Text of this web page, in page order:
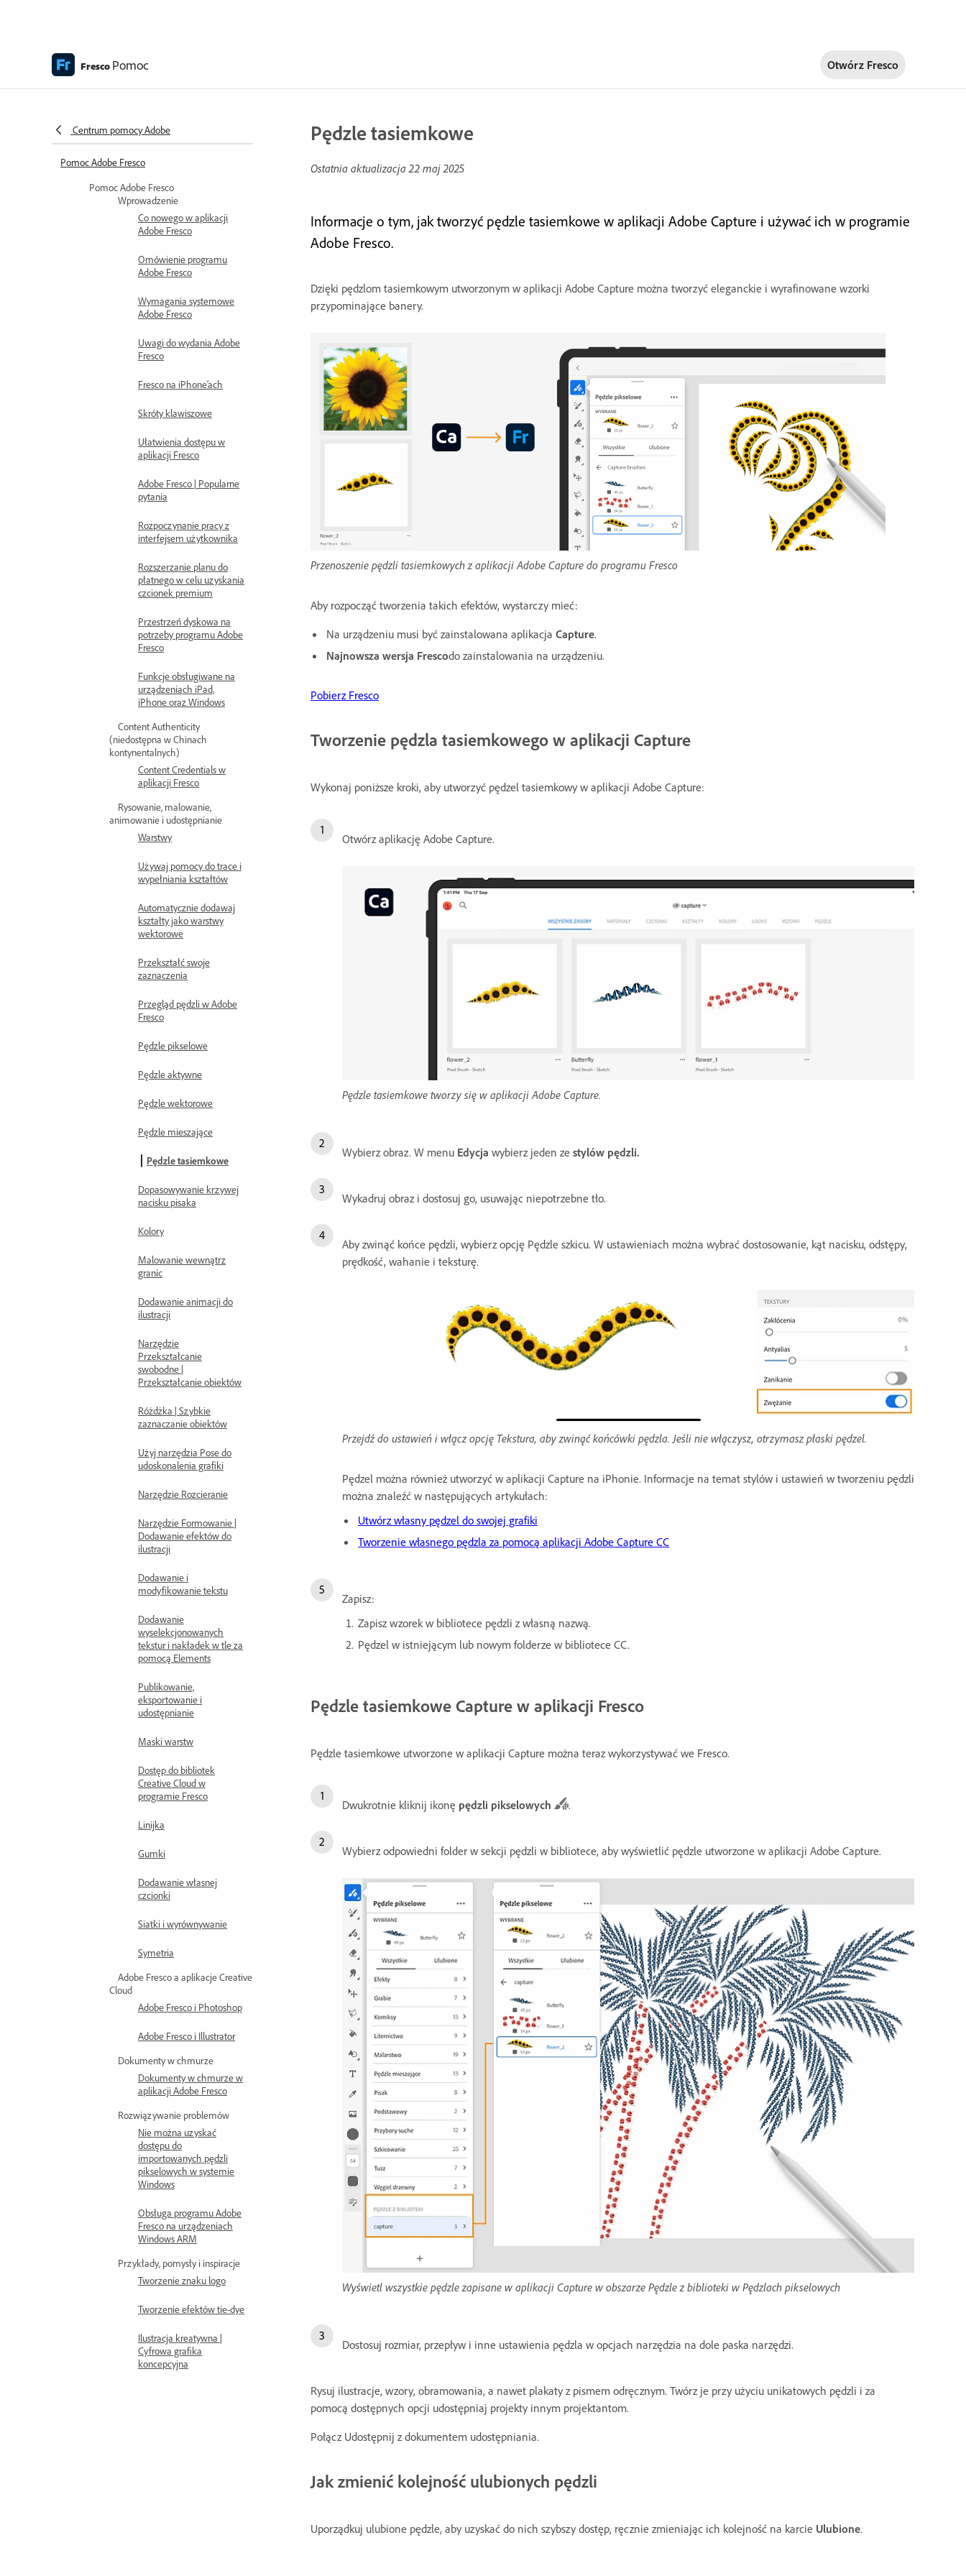
Fresco Pomoc Otwórz Fresco
Centrum pomocy Adobe
Pomoc Adobe Fresco
Pomoc Adobe Fresco
Wprowadzenie
Co nowego w aplikacji
Adobe Fresco
Omówienie programu
Adobe Fresco
Wymagania systemowe
Adobe Fresco
Uwagi do wydania Adobe
Fresco
Fresco na iPhone’ach
Skróty klawiszowe
Ułatwienia dostępu w
aplikacji Fresco
Adobe Fresco | Popularne
pytania
Rozpoczynanie pracy z
interfejsem użytkownika
Rozszerzanie planu do
płatnego w celu uzyskania
czcionek premium
Przestrzeń dyskowa na
potrzeby programu Adobe
Fresco
Funkcje obsługiwane na
urządzeniach iPad,
iPhone oraz Windows
Content Authenticity
(niedostępna w Chinach
kontynentalnych)
Content Credentials w
aplikacji Fresco
Rysowanie, malowanie,
animowanie i udostępnianie
Warstwy
Używaj pomocy do trace i
wypełniania kształtów
Automatycznie dodawaj
kształty jako warstwy
wektorowe
Przekształć swoje
zaznaczenia
Przegląd pędzli w Adobe
Fresco
Pędzle pikselowe
Pędzle aktywne
Pędzle wektorowe
Pędzle mieszające
Pędzle tasiemkowe
Dopasowywanie krzywej
nacisku pisaka
Kolory
Malowanie wewnątrz
granic
Dodawanie animacji do
ilustracji
Narzędzie
Przekształcanie
swobodne |
Przekształcanie obiektów
Różdżka | Szybkie
zaznaczanie obiektów
Użyj narzędzia Pose do
udoskonalenia grafiki
Narzędzie Rozcieranie
Narzędzie Formowanie |
Dodawanie efektów do
ilustracji
Dodawanie i
modyfikowanie tekstu
Dodawanie
wyselekcjonowanych
tekstur i nakładek w tle za
pomocą Elements
Publikowanie,
eksportowanie i
udostępnianie
Maski warstw
Dostęp do bibliotek
Creative Cloud w
programie Fresco
Linijka
Gumki
Dodawanie własnej
czcionki
Siatki i wyrównywanie
Symetria
Adobe Fresco a aplikacje Creative
Cloud
Adobe Fresco i Photoshop
Adobe Fresco i Illustrator
Dokumenty w chmurze
Dokumenty w chmurze w
aplikacji Adobe Fresco
Rozwiązywanie problemów
Nie można uzyskać
dostępu do
importowanych pędzli
pikselowych w systemie
Windows
Obsługa programu Adobe
Fresco na urządzeniach
Windows ARM
Przykłady, pomysły i inspiracje
Tworzenie znaku logo
Tworzenie efektów tie-dye
Ilustracja kreatywna |
Cyfrowa grafika
koncepcyjna
Pędzle tasiemkowe
Ostatnia aktualizacja22 maj 2025
Informacje o tym, jak tworzyć pędzle tasiemkowe w aplikacji Adobe Capture i używać ich w programie
Adobe Fresco.
Dzięki pędzlom tasiemkowym utworzonym w aplikacji Adobe Capture można tworzyć eleganckie i wyrafinowane wzorki
przypominające banery.
Przenoszenie pędzli tasiemkowych z aplikacji Adobe Capture do programu Fresco
Aby rozpocząć tworzenia takich efektów, wystarczy mieć:
Na urządzeniu musi być zainstalowana aplikacja Capture.
Najnowsza wersja Frescodo zainstalowania na urządzeniu.
Pobierz Fresco
Tworzenie pędzla tasiemkowego w aplikacji Capture
Wykonaj poniższe kroki, aby utworzyć pędzel tasiemkowy w aplikacji Adobe Capture:
Otwórz aplikację Adobe Capture.
Pędzle tasiemkowe tworzy się w aplikacji Adobe Capture.
Wybierz obraz. W menu Edycja wybierz jeden ze stylów pędzli.
Wykadruj obraz i dostosuj go, usuwając niepotrzebne tło.
Aby zwinąć końce pędzli, wybierz opcję Pędzle szkicu. W ustawieniach można wybrać dostosowanie, kąt nacisku, odstępy,
prędkość, wahanie i teksturę.
Przejdź do ustawień i włącz opcję Tekstura, aby zwinąć końcówki pędzla. Jeśli nie włączysz, otrzymasz płaski pędzel.
Pędzel można również utworzyć w aplikacji Capture na iPhonie. Informacje na temat stylów i ustawień w tworzeniu pędzli
można znaleźć w następujących artykułach:
Utwórz własny pędzel do swojej grafiki
Tworzenie własnego pędzla za pomocą aplikacji Adobe Capture CC
Zapisz:
Zapisz wzorek w bibliotece pędzli z własną nazwą.
Pędzel w istniejącym lub nowym folderze w bibliotece CC.
Pędzle tasiemkowe Capture w aplikacji Fresco
Pędzle tasiemkowe utworzone w aplikacji Capture można teraz wykorzystywać we Fresco.
Dwukrotnie kliknij ikonę pędzli pikselowych .
Wybierz odpowiedni folder w sekcji pędzli w bibliotece, aby wyświetlić pędzle utworzone w aplikacji Adobe Capture.
Wyświetl wszystkie pędzle zapisane w aplikacji Capture w obszarze Pędzle z biblioteki w Pędzlach pikselowych
Dostosuj rozmiar, przepływ i inne ustawienia pędzla w opcjach narzędzia na dole paska narzędzi.
Rysuj ilustracje, wzory, obramowania, a nawet plakaty z pismem odręcznym. Twórz je przy użyciu unikatowych pędzli i za
pomocą dostępnych opcji udostępniaj projekty innym projektantom.
Połącz Udostępnij z dokumentem udostępniania.
Jak zmienić kolejność ulubionych pędzli
Uporządkuj ulubione pędzle, aby uzyskać do nich szybszy dostęp, ręcznie zmieniając ich kolejność na karcie Ulubione.